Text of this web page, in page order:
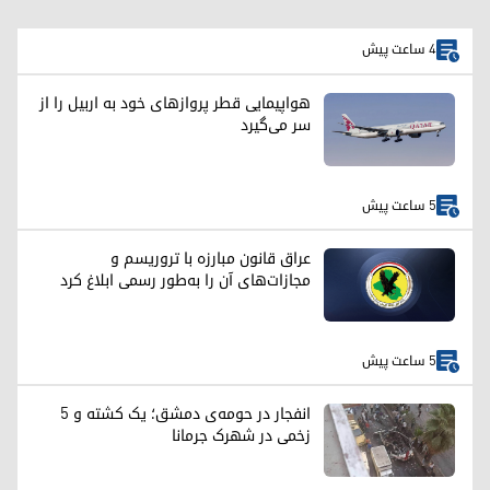
4 ساعت پیش
هواپیمایی قطر پروازهای خود به اربیل را از
سر می‌گیرد
5 ساعت پیش
عراق قانون مبارزه با تروریسم و
مجازات‌های آن را به‌طور رسمی ابلاغ کرد
5 ساعت پیش
انفجار در حومه‌ی دمشق؛ یک کشته و ۵
زخمی در شهرک جرمانا